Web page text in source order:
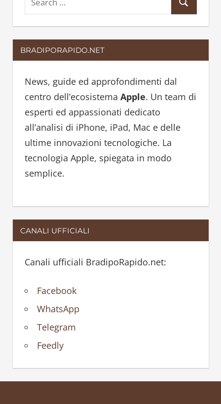
e
a
r
c
e
a
BRADIPORAPIDO.NET
News, guide ed approfondimenti dal
centro dell’ecosistema Apple. Un team di
esperti ed appassionati dedicato
all’analisi di iPhone, iPad, Mac e delle
ultime innovazioni tecnologiche. La
tecnologia Apple, spiegata in modo
semplice.
CANALI UFFICIALI
Canali ufficiali BradipoRapido.net:
Facebook
WhatsApp
Telegram
Feedly